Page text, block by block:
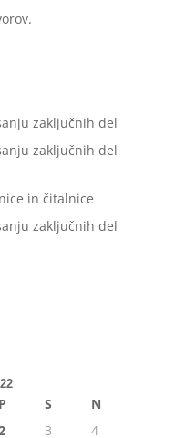
zaključnih del
zaključnih del
in čitalnice
zaključnih del
P S
N
3
4